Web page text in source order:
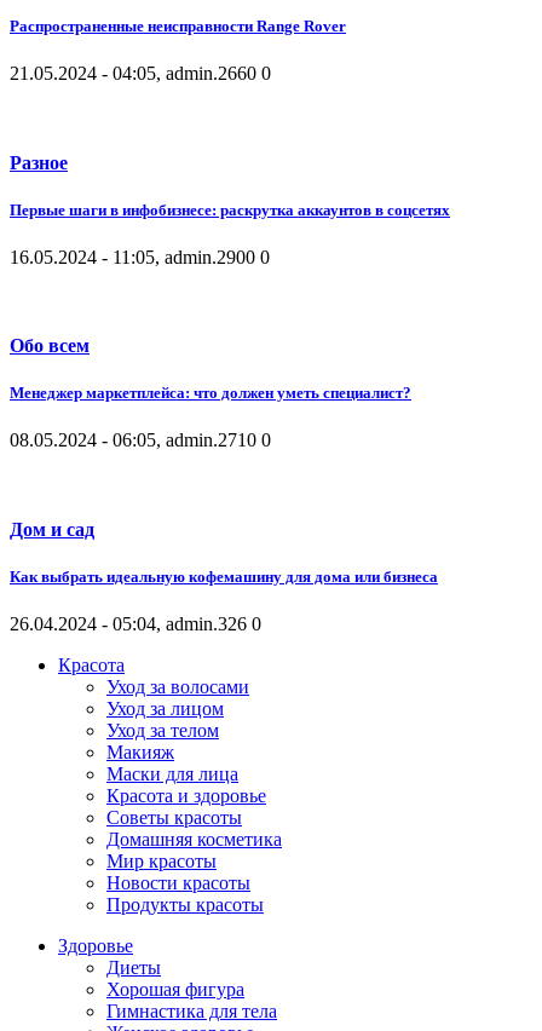
Распространенные неисправности Range Rover
21.05.2024 - 04:05, admin.2660 0
Разное
Первые шаги в инфобизнесе: раскрутка аккаунтов в соцсетях
16.05.2024 - 11:05, admin.2900 0
Обо всем
Менеджер маркетплейса: что должен уметь специалист?
08.05.2024 - 06:05, admin.2710 0
Дом и сад
Как выбрать идеальную кофемашину для дома или бизнеса
26.04.2024 - 05:04, admin.326 0
Красота
Уход за волосами
Уход за лицом
Уход за телом
Макияж
Маски для лица
Красота и здоровье
Советы красоты
Домашняя косметика
Мир красоты
Новости красоты
Продукты красоты
Здоровье
Диеты
Хорошая фигура
Гимнастика для тела